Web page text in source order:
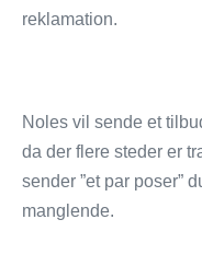
reklamation.
Noles vil sende et
da der flere steder er
sender ”et par poser”
manglende.